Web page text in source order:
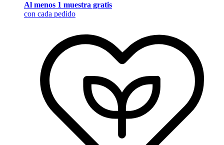
Al menos 1 muestra gratis
con cada pedido